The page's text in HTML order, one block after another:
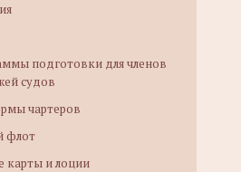
подготовки для членов
судов
чартеров
флот
карты и лоции